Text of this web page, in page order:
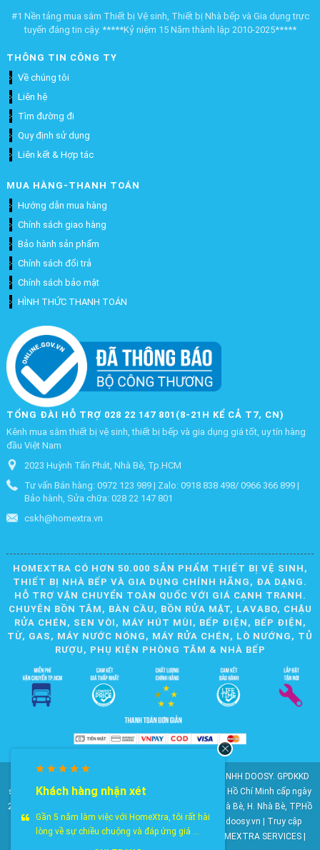
#1 Nền tảng mua sắm Thiết bị Vệ sinh, Thiết bị Nhà bếp và Gia dụng trực
tuyến đáng tin cậy. *****Kỷ niệm 15 Năm thành lập 2010-2025*****
THÔNG TIN CÔNG TY
Về chúng tôi
Liên hệ
Tìm đường đi
Quy định sử dụng
Liên kết & Hợp tác
MUA HÀNG-THANH TOÁN
Hướng dẫn mua hàng
Chính sách giao hàng
Bảo hành sản phẩm
Chính sách đổi trả
Chính sách bảo mật
HÌNH THỨC THANH TOÁN
TỔNG ĐÀI HỖ TRỢ 028 22 147 801(8-21H KỂ CẢ T7, CN)
Kênh mua sắm thiết bị vệ sinh, thiết bị bếp và gia dụng giá tốt, uy tín hàng
đầu Việt Nam
2023 Huỳnh Tấn Phát, Nhà Bè, Tp.HCM
Tư vấn Bán hàng: 0972 123 989 | Zalo: 0918 838 498/ 0966 366 899 |
Bảo hành, Sửa chữa: 028 22 147 801
cskh@homextra.vn
HOMEXTRA CÓ HƠN 50.000 SẢN PHẨM THIẾT BỊ VỆ SINH,
THIẾT BỊ NHÀ BẾP VÀ GIA DỤNG CHÍNH HÃNG, ĐA DẠNG.
HỖ TRỢ VẬN CHUYỂN TOÀN QUỐC VỚI GIÁ CẠNH TRANH.
CHUYÊN BỒN TẮM, BÀN CẦU, BỒN RỬA MẶT, LAVABO, CHẬU
RỬA CHÉN, SEN VÒI, MÁY HÚT MÙI, BẾP ĐIỆN, BẾP ĐIỆN,
TỪ, GAS, MÁY NƯỚC NÓNG, MÁY RỬA CHÉN, LÒ NƯỚNG, TỦ
RƯỢU, PHỤ KIỆN PHÒNG TẮM & NHÀ BẾP
© 2010-2025 Bản quyền nội dung thuộc về CÔNG TY TNHH DOOSY. GPDKKD
số: 0311.807.893 do Sở Kế hoạch và Đầu tư Thành phố Hồ Chí Minh cấp ngày
28/05/2012. Địa chỉ: 2023 Huỳnh Tấn Phát, KP6, TT. Nhà Bè, H. Nhà Bè, TP.Hồ
Chí Minh. Điện thoại: 028 22 147 801. Email: doosy@doosy.vn | Truy cập
website cùng công ty: Trang Dịch Vụ Khách Hàng
- HOMEXTRA SERVICES |
Khách hàng nhận xét
Gần 5 năm làm việc với HomeXtra, tôi rất hài
lòng về sự chiều chuộng và đáp ứng giá ...